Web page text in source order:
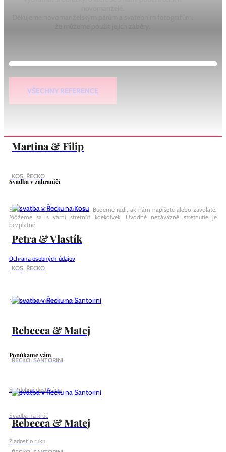
Martina & Filip
KOS, ŘECKO
Petra & Vlastík
KOS, ŘECKO
Rebecca & Matej
ŘECKO, SANTORINI
Rebecca & Matej
VŠECHNY REFERENCE
Svadba v zahraničí
Sme tu pre vás 7 dní v týždni. Budeme radi, ak nám napíšete alebo zavoláte.
Môžeme sa s vami stretnúť kdekoľvek. Úvodné nezáväzné stretnutie je
bezplatné.
Ochrana osobných údajov
Nastavenia súborov cookie
Ponúkame vám
Svadobné destinácie
Svadba na kľúč
Žiadosť o ruku